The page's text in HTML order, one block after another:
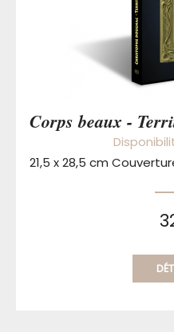
Corps beaux -
21,5 x 28,5 cm